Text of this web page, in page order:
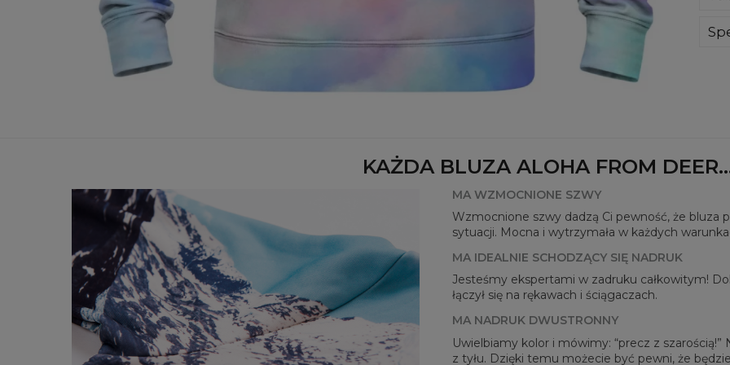
B -
C -
KAŻDA BLUZA ALOHA FROM
MA WZMOCNIONE SZWY
Wzmocnione szwy dadzą Ci pewność, że bluza
sytuacji. Mocna i wytrzymała w każdych
MA IDEALNIE SCHODZĄCY SIĘ NADRUK
Jesteśmy ekspertami w zadruku całkowitym!
łączył się na rękawach i ściągaczach.
MA NADRUK DWUSTRONNY
Uwielbiamy kolor i mówimy: “precz z
z tyłu. Dzięki temu możecie być pewni, że